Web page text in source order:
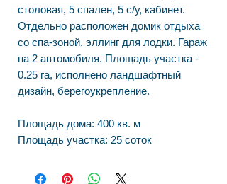
столовая, 5 спален, 5 с/у, кабинет.
Отдельно расположен домик отдыха
со спа-зоной, эллинг для лодки. Гараж
на 2 автомобиля. Площадь участка -
0.25 га, исполнено ландшафтный
дизайн, берегоукрепление.
Площадь дома: 400 кв. м
Площадь участка: 25 соток